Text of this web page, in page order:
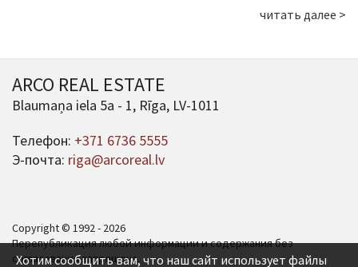
читать далее >
ARCO REAL ESTATE
Blaumaņa iela 5a - 1, Rīga, LV-1011
Телефон: +371 6736 5555
Э-почта: riga@arcoreal.lv
Copyright © 1992 - 2026
Перепубликация любой информации и содержания без
согласования запрещена.
Хотим сообщить вам, что наш сайт использует файлы